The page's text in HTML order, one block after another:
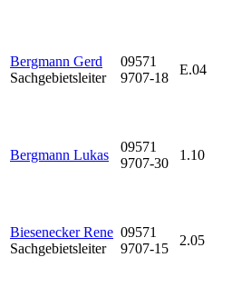
Bergmann Gerd
Sachgebietsleiter
09571
9707-18
E.04
Bergmann Lukas
09571
9707-30
1.10
Biesenecker Rene
Sachgebietsleiter
09571
9707-15
2.05